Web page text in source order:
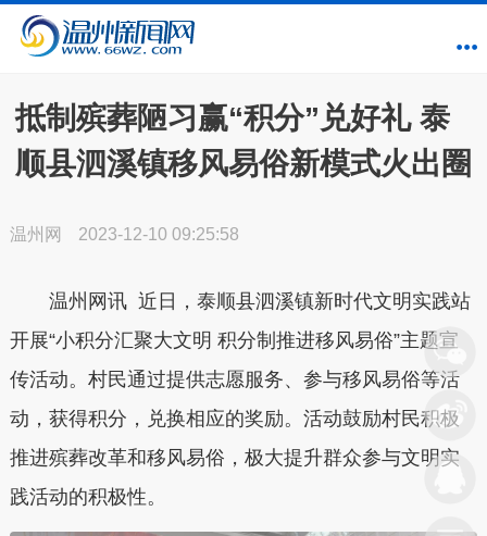
抵制殡葬陋习赢“积分”兑好礼 泰
顺县泗溪镇移风易俗新模式火出圈
温州网 2023-12-10 09:25:58
温州网讯 近日，泰顺县泗溪镇新时代文明实践站
开展“小积分汇聚大文明 积分制推进移风易俗”主题宣
传活动。 村民通过提供志愿服务、参与移风易俗等活
动，获得积分，兑换相应的奖励。活动鼓励村民积极
推进殡葬改革和移风易俗，极大提升群众参与文明实
践活动的积极性。